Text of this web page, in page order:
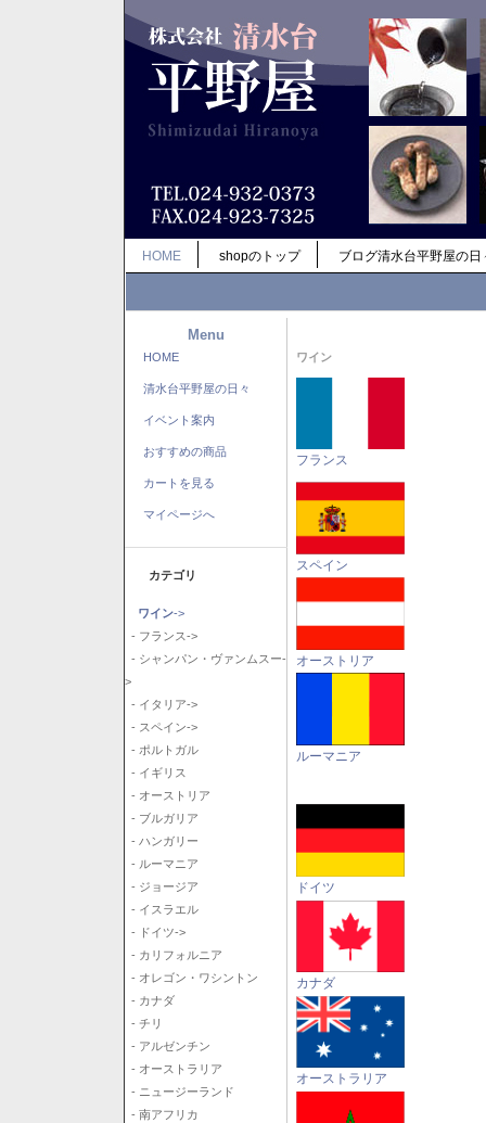
HOME shopのトップ ブログ清水台平野屋の日
Menu
HOME
清水台平野屋の日々
イベント案内
おすすめの商品
カートを見る
マイページへ
カテゴリ
ワイン->
- フランス->
- シャンパン・ヴァンムスー-
>
- イタリア->
- スペイン->
- ポルトガル
- イギリス
- オーストリア
- ブルガリア
- ハンガリー
- ルーマニア
- ジョージア
- イスラエル
- ドイツ->
- カリフォルニア
- オレゴン・ワシントン
- カナダ
- チリ
- アルゼンチン
- オーストラリア
- ニュージーランド
- 南アフリカ
ワイン
フランス
スペイン
オーストリア
ルーマニア
ドイツ
カナダ
オーストラリア